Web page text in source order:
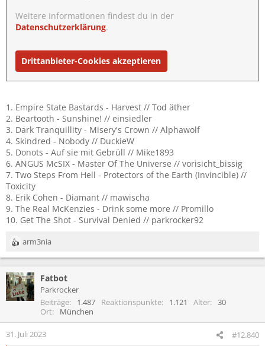
Weitere Informationen findest du in der
Datenschutzerklärung.
Drittanbieter-Cookies akzeptieren
1. Empire State Bastards - Harvest // Tod äther
2. Beartooth - Sunshine! // einsiedler
3. Dark Tranquillity - Misery's Crown // Alphawolf
4. Skindred - Nobody // DuckieW
5. Donots - Auf sie mit Gebrüll // Mike1893
6. ANGUS McSIX - Master Of The Universe // vorisicht_bissig
7. Two Steps From Hell - Protectors of the Earth (Invincible) //
Toxicity
8. Erik Cohen - Diamant // mawischa
9. The Real McKenzies - Drink some more // Promillo
10. Get The Shot - Survival Denied // parkrocker92
R
e
k
t
i
n
e
arm3nia
Fatbot
Parkrocker
Beiträge
1.487 Reaktionspunkte 1.121 Alter
30
Ort
München
31. Juli 2023 #12.840